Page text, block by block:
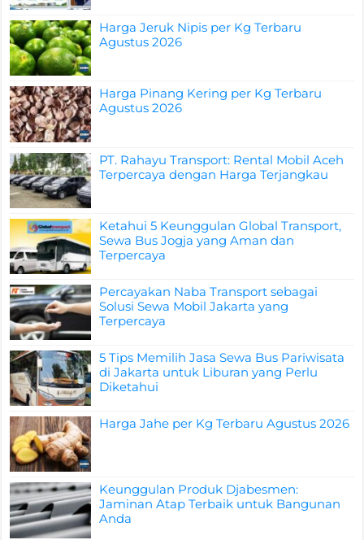
Harga Jeruk Nipis per Kg Terbaru
Agustus 2026
Harga Pinang Kering per Kg Terbaru
Agustus 2026
PT. Rahayu Transport: Rental Mobil Aceh
Terpercaya dengan Harga Terjangkau
Ketahui 5 Keunggulan Global Transport,
Sewa Bus Jogja yang Aman dan
Terpercaya
Percayakan Naba Transport sebagai
Solusi Sewa Mobil Jakarta yang
Terpercaya
5 Tips Memilih Jasa Sewa Bus Pariwisata
di Jakarta untuk Liburan yang Perlu
Diketahui
Harga Jahe per Kg Terbaru Agustus 2026
Keunggulan Produk Djabesmen:
Jaminan Atap Terbaik untuk Bangunan
Anda